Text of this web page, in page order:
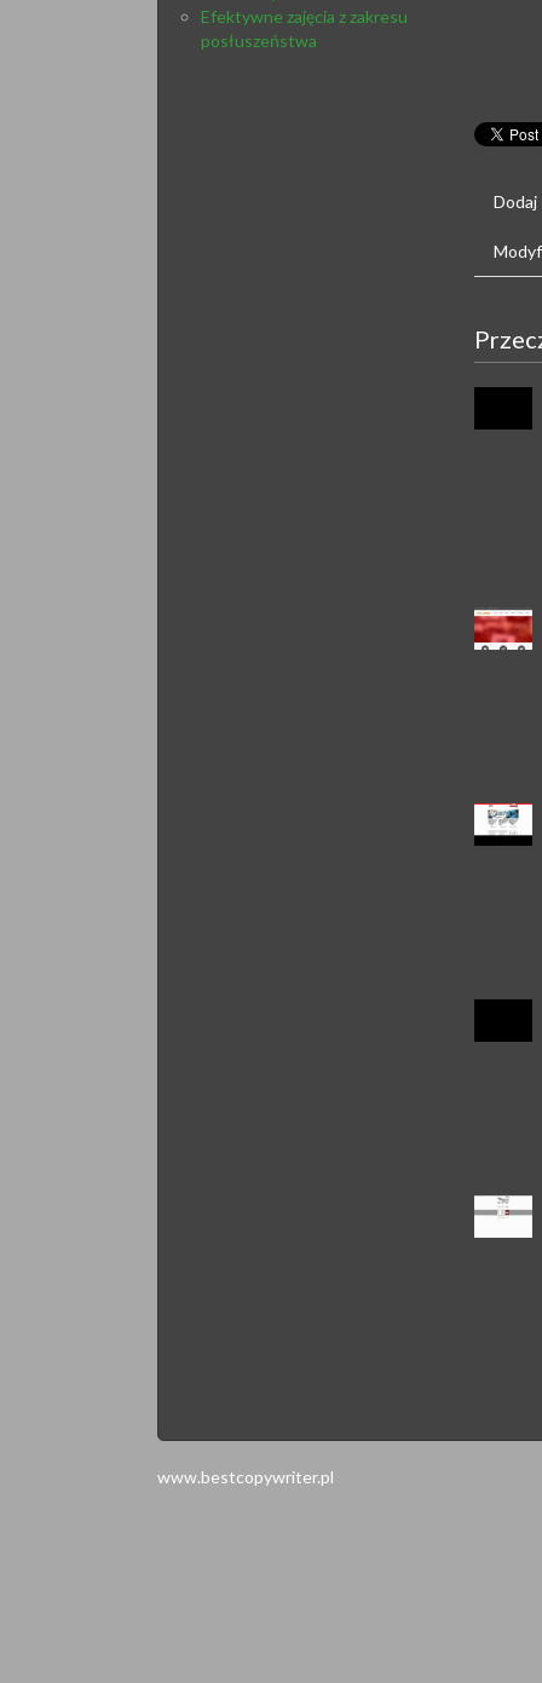
Efektywne zajęcia z zakresu
posłuszeństwa
Dodaj
www.bestcopywriter.pl